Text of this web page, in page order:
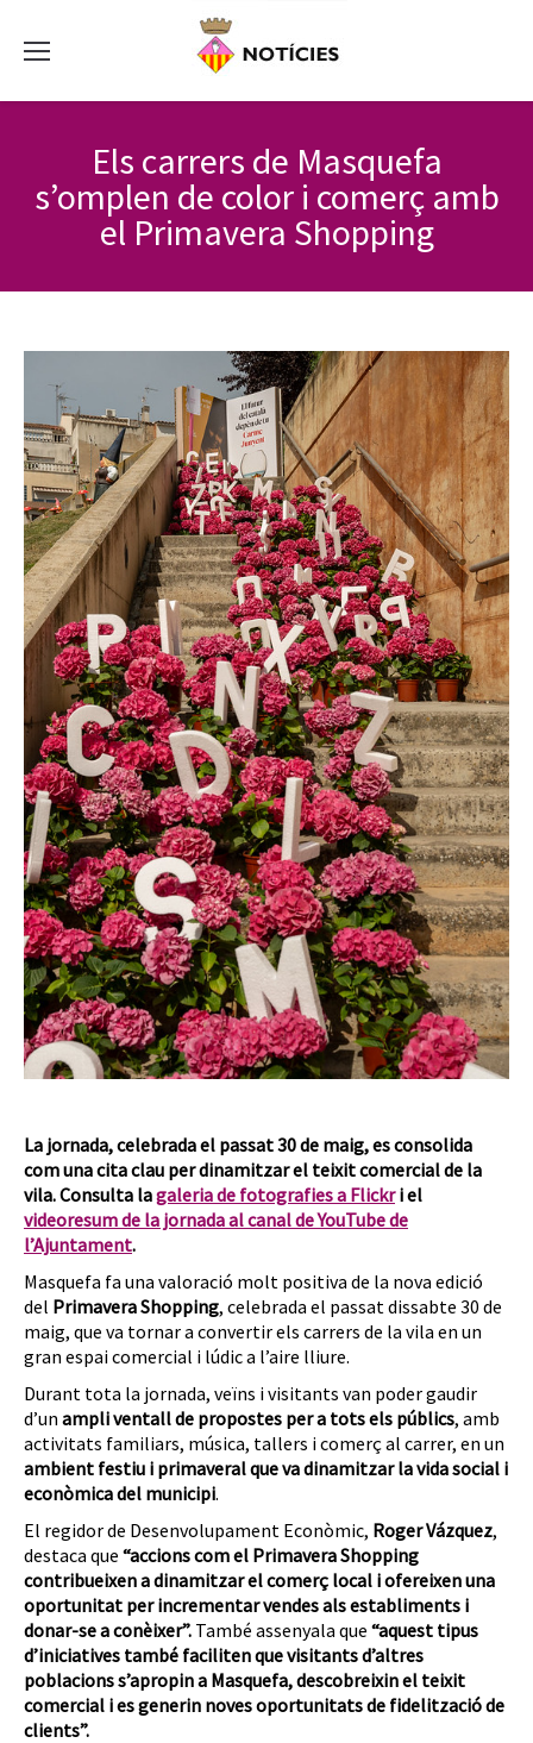
Els carrers de Masquefa
s’omplen de color i comerç amb
el Primavera Shopping
La jornada, celebrada el passat 30 de maig, es consolida
com una cita clau per dinamitzar el teixit comercial de la
vila. Consulta lagaleria de fotografies a Flickri el
videoresum de la jornada al canal de YouTube de
l’Ajuntament.
Masquefa fa una valoració molt positiva de la nova edició
del Primavera Shopping, celebrada el passat dissabte 30 de
maig, que va tornar a convertir els carrers de la vila en un
gran espai comercial i lúdic a l’aire lliure.
Durant tota la jornada, veïns i visitants van poder gaudir
d’un ampli ventall de propostes per a tots els públics, amb
activitats familiars, música, tallers i comerç al carrer, en un
ambient festiu i primaveral que va dinamitzar la vida social i
econòmica del municipi.
El regidor de Desenvolupament Econòmic, Roger Vázquez,
destaca que “accions com el Primavera Shopping
contribueixen a dinamitzar el comerç local i ofereixen una
oportunitat per incrementar vendes als establiments i
donar-se a conèixer”. També assenyala que “aquest tipus
d’iniciatives també faciliten que visitants d’altres
poblacions s’apropin a Masquefa, descobreixin el teixit
comercial i es generin noves oportunitats de fidelització de
clients”.